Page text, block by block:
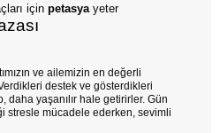
için petasya yeter
ve ailemizin en değerli
destek ve gösterdikleri
daha yaşanılır hale getirirler. Gün
stresle mücadele ederken, sevimli